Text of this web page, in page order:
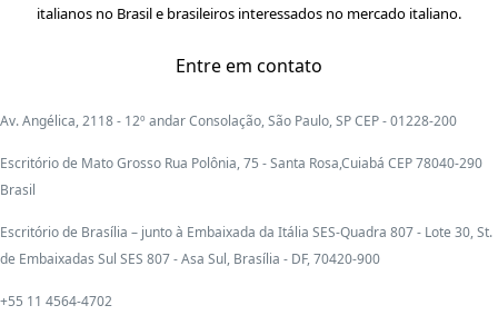
italianos no Brasil e brasileiros interessados no mercado italiano.
Entre em contato
Av. Angélica, 2118 - 12º andar Consolação, São Paulo, SP CEP - 01228-200
Escritório de Mato Grosso Rua Polônia, 75 - Santa Rosa,Cuiabá CEP 78040-290
Brasil
Escritório de Brasília – junto à Embaixada da Itália SES-Quadra 807 - Lote 30, St.
de Embaixadas Sul SES 807 - Asa Sul, Brasília - DF, 70420-900
+55 11 4564-4702